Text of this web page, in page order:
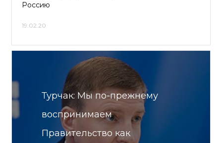
Россию
19.02.20
Турчак: Мы по-прежнему
воспринимаем
Правительство как